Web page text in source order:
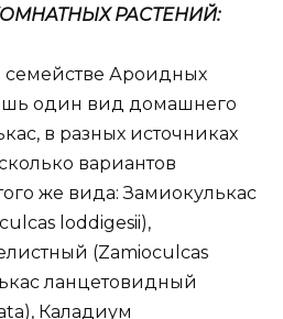
РАСТЕНИЙ:
семействе Ароидных
один вид домашнего
в разных источниках
вариантов
же вида: Замиокулькас
loddigesii),
(Zamioculcas
ланцетовидный
Каладиум